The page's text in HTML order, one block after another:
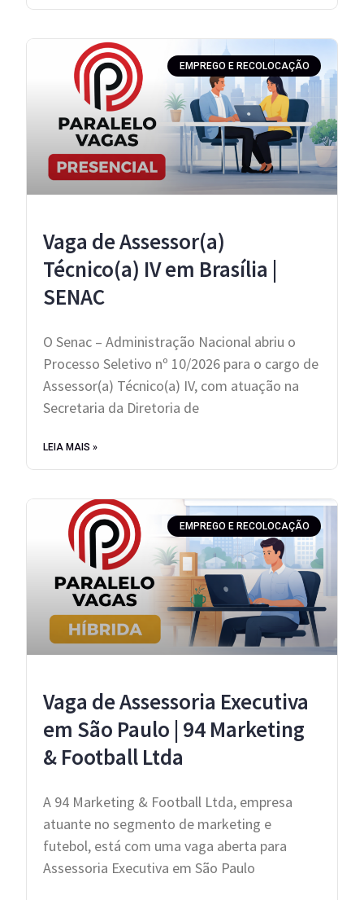
EMPREGO E RECOLOCAÇÃO
Vaga de Assessor(a)
Técnico(a) IV em Brasília |
SENAC
O Senac – Administração Nacional abriu o
Processo Seletivo nº 10/2026 para o cargo de
Assessor(a) Técnico(a) IV, com atuação na
Secretaria da Diretoria de
LEIA MAIS »
EMPREGO E RECOLOCAÇÃO
Vaga de Assessoria Executiva
em São Paulo | 94 Marketing
& Football Ltda
A 94 Marketing & Football Ltda, empresa
atuante no segmento de marketing e
futebol, está com uma vaga aberta para
Assessoria Executiva em São Paulo